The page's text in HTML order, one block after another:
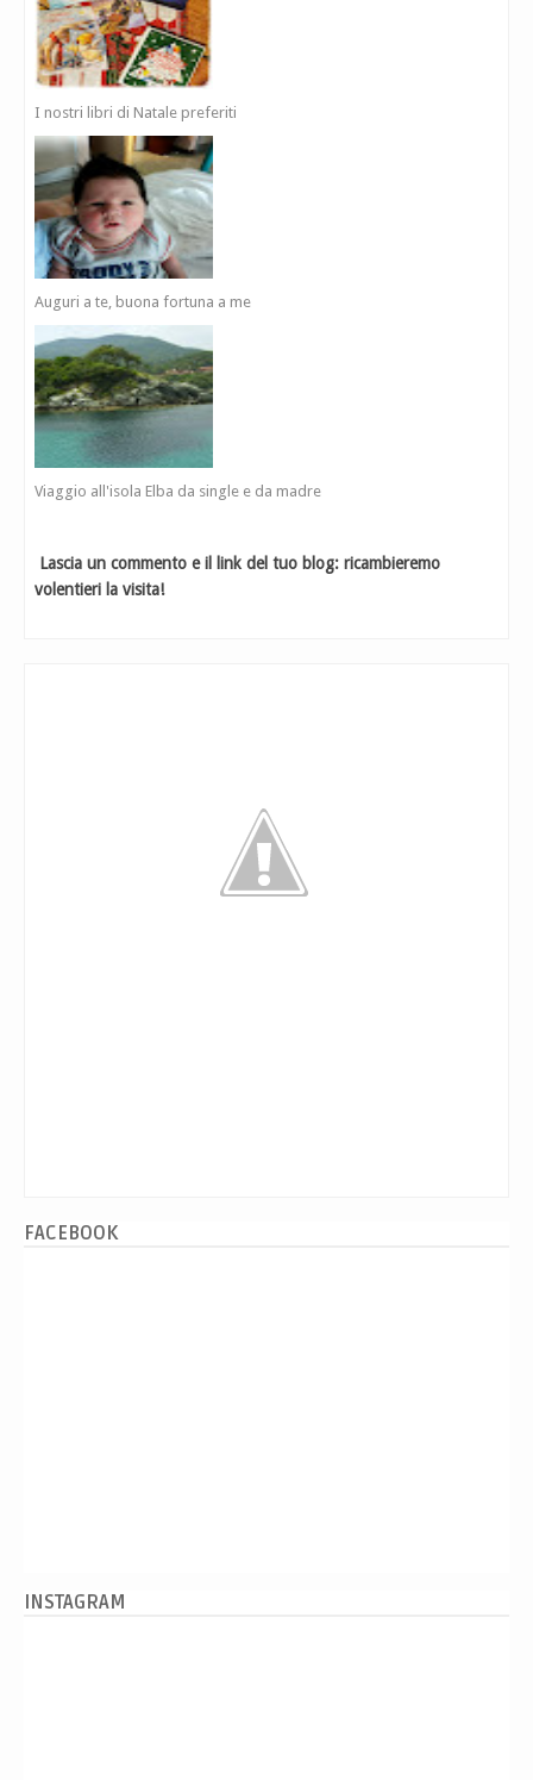
I nostri libri di Natale preferiti
Auguri a te, buona fortuna a me
Viaggio all'isola Elba da single e da madre
Lascia un commento e il link del tuo blog: ricambieremo
volentieri la visita!
FACEBOOK
INSTAGRAM